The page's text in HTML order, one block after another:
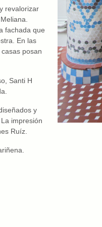
revalorizar
fachada que
En las
posan
Santi H
y
. La impresión
Ruíz.